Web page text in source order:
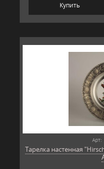
Купить
Арт:
Тарелка настенная